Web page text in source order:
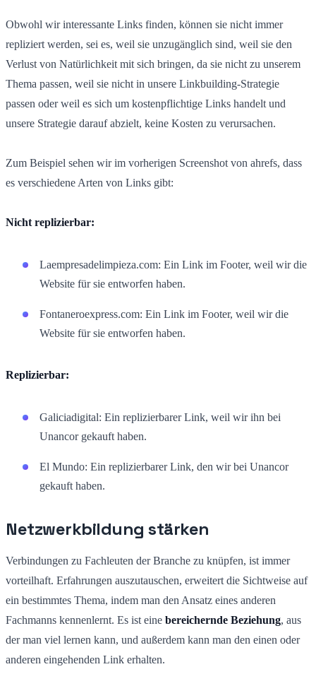
Obwohl wir interessante Links finden, können sie nicht immer
repliziert werden, sei es, weil sie unzugänglich sind, weil sie den
Verlust von Natürlichkeit mit sich bringen, da sie nicht zu unserem
Thema passen, weil sie nicht in unsere Linkbuilding-Strategie
passen oder weil es sich um kostenpflichtige Links handelt und
unsere Strategie darauf abzielt, keine Kosten zu verursachen.
Zum Beispiel sehen wir im vorherigen Screenshot von ahrefs, dass
es verschiedene Arten von Links gibt:
Nicht replizierbar:
Laempresadelimpieza.com: Ein Link im Footer, weil wir die
Website für sie entworfen haben.
Fontaneroexpress.com: Ein Link im Footer, weil wir die
Website für sie entworfen haben.
Replizierbar:
Galiciadigital: Ein replizierbarer Link, weil wir ihn bei
Unancor gekauft haben.
El Mundo: Ein replizierbarer Link, den wir bei Unancor
gekauft haben.
Netzwerkbildung stärken
Verbindungen zu Fachleuten der Branche zu knüpfen, ist immer
vorteilhaft. Erfahrungen auszutauschen, erweitert die Sichtweise auf
ein bestimmtes Thema, indem man den Ansatz eines anderen
Fachmanns kennenlernt. Es ist eine bereichernde Beziehung, aus
der man viel lernen kann, und außerdem kann man den einen oder
anderen eingehenden Link erhalten.